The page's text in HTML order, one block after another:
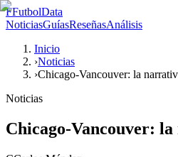
FFutbolData
NoticiasGuíasReseñasAnálisis
Inicio
›Noticias
›Chicago-Vancouver: la
Noticias
Chicago-Vancouver: